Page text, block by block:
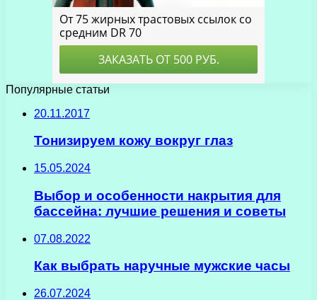
Популярные статьи
20.11.2017
Тонизируем кожу вокруг глаз
15.05.2024
Выбор и особенности накрытия для
бассейна: лучшие решения и советы
07.08.2022
Как выбрать наручные мужские часы
26.07.2024